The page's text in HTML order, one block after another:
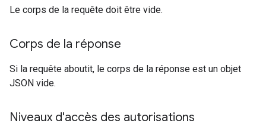
Le corps de la requête doit être vide.
Corps de la réponse
Si la requête aboutit, le corps de la réponse est un objet
JSON vide.
Niveaux d'accès des autorisations